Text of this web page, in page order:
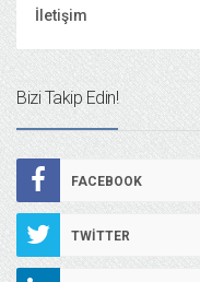
İletişim
Bizi Takip Edin!
FACEBOOK
TWITTER